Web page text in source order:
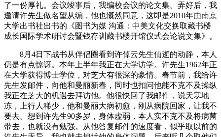
了一份厚礼。会议竣事后，我编校会议的论文集。弄好后，我
邀请许先生做名望从编，他也慨然同意，这即是2010年由南京
大学出书社出书的《图书为媒 沟通：中美文化交换取藏书楼
成长国际学术研讨会暨钱存训藏书楼开馆仪式会论说文集》。
8月4日下战书从伴侣圈看到许倬云先生仙逝的动静，本人
仍是有点惊讶。本年上半年我正在大学访学。许先生1962年正
在大学获得博士学位，对芝大有很深的豪情。春节前，我给许
先生发邮件，向他和曼丽新春，同时也扣问他能不克不及操纵
我正在芝大的机遇去拜访他。他很快回了我邮件，说天寒地
冻，上行人稀少，他和曼丽大病初愈，刚从病院回家，让我不
要去。想到许先生90多岁，身体虚弱，本人实不克不及将病菌
带去，也就没有勉强。从他答复邮件的速度看，似乎取以前的